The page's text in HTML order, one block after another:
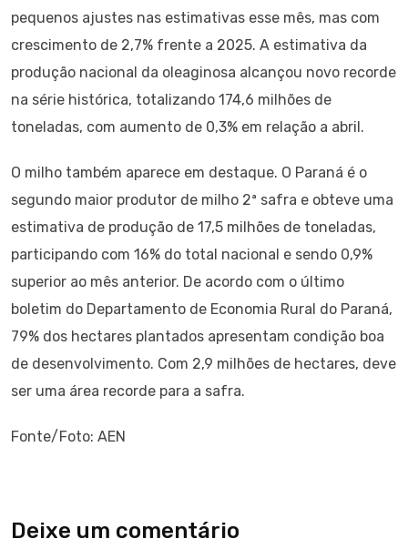
pequenos ajustes nas estimativas esse mês, mas com
crescimento de 2,7% frente a 2025. A estimativa da
produção nacional da oleaginosa alcançou novo recorde
na série histórica, totalizando 174,6 milhões de
toneladas, com aumento de 0,3% em relação a abril.
O milho também aparece em destaque. O Paraná é o
segundo maior produtor de milho 2ª safra e obteve uma
estimativa de produção de 17,5 milhões de toneladas,
participando com 16% do total nacional e sendo 0,9%
superior ao mês anterior. De acordo com o último
boletim do Departamento de Economia Rural do Paraná,
79% dos hectares plantados apresentam condição boa
de desenvolvimento. Com 2,9 milhões de hectares, deve
ser uma área recorde para a safra.
Fonte/Foto: AEN
Deixe um comentário